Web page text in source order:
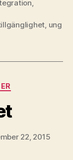
2015/2016”
,
, ung
22, 2015